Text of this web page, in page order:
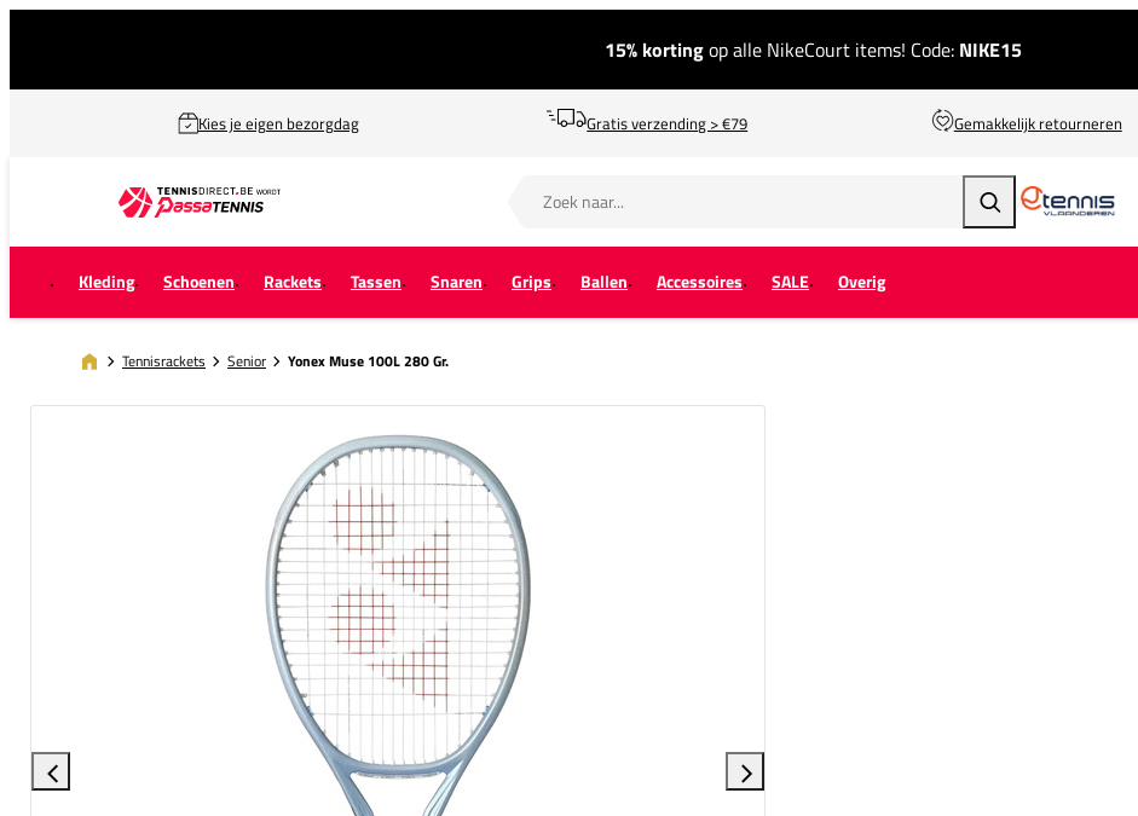
15% kortingop alle NikeCourt items! Code: NIKE15
Kies je eigen bezorgdag Gratis verzending > €79 Gemakkelijk retourneren
Zoeken
Kleding Schoenen Rackets Tassen Snaren Grips Ballen Accessoires SALE Overig
Tennisrackets Senior Yonex Muse 100L 280 Gr.